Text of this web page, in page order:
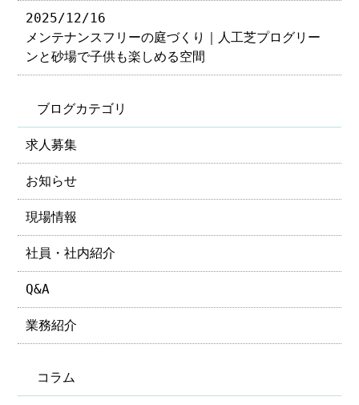
2025/12/16
メンテナンスフリーの庭づくり｜人工芝プログリー
ンと砂場で子供も楽しめる空間
ブログカテゴリ
求人募集
お知らせ
現場情報
社員・社内紹介
Q&A
業務紹介
コラム